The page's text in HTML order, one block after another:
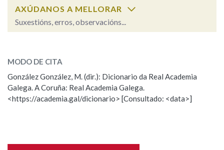
BUSCAR NO CONTIDO
Nas definicións
AXÚDANOS A MELLORAR
Suxestións, erros, observacións...
Observación
Nome
MODO DE CITA
González González, M. (dir.): Dicionario da Real Academia
Galega. A Coruña: Real Academia Galega.
<https://academia.gal/dicionario> [Consultado: <data>]